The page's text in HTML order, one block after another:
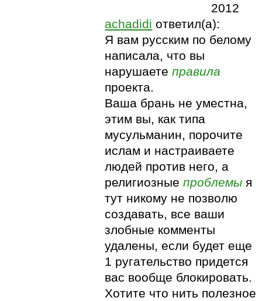
2012
achadidi ответил(а):
Я вам русским по белому
написала, что вы
нарушаетеправила
проекта.
Ваша брань не уместна,
этим вы, как типа
мусульманин, порочите
ислам и настраиваете
людей против него, а
религиозныепроблемы я
тут никому не позволю
создавать, все ваши
злобные комменты
удалены, если будет еще
1 ругательство придется
вас вообще блокировать.
Хотите что нить полезное